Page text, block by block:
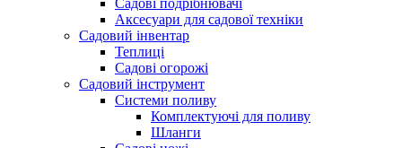
Садові подрібнювачі
Аксесуари для садової техніки
Садовий інвентар
Теплиці
Садові огорожі
Садовий інструмент
Системи поливу
Комплектуючі для поливу
Шланги